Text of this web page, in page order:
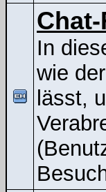
In
wie
lässt,